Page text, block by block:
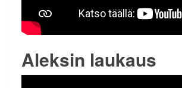
Aleksin laukaus